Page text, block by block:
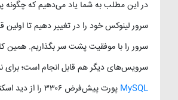
سرور لینوکس خود را در تغییر دهیم تا
سرور را با موفقیت پشت سر بگذاریم. همین
سرویس‌های دیگر هم قابل انجام است؛ برای
MySQL
پورت پیش‌فرض ۳۳۰۶